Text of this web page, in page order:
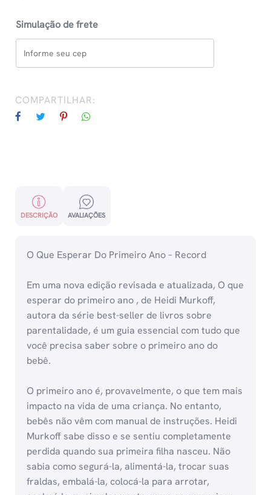
Simulação de frete
COMPARTILHAR:
DESCRIÇÃO AVALIAÇÕES
O Que Esperar Do Primeiro Ano – Record
Em uma nova edição revisada e atualizada, O que
esperar do primeiro ano , de Heidi Murkoff,
autora da série best-seller de livros sobre
parentalidade, é um guia essencial com tudo que
você precisa saber sobre o primeiro ano do
bebê.
O primeiro ano é, provavelmente, o que tem mais
impacto na vida de uma criança. No entanto,
bebês não vêm com manual de instruções. Heidi
Murkoff sabe disso e se sentiu completamente
perdida quando sua primeira filha nasceu. Não
sabia como segurá-la, alimentá-la, trocar suas
fraldas, embalá-la, colocá-la para arrotar,